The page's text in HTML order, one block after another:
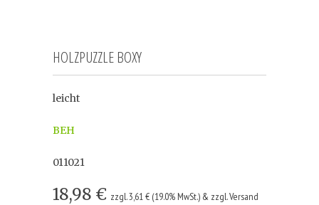
HOLZPUZZLE BOXY
leicht
BEH
011021
18,98 € zzgl. 3,61 € (19.0% MwSt.) & zzgl. Versand